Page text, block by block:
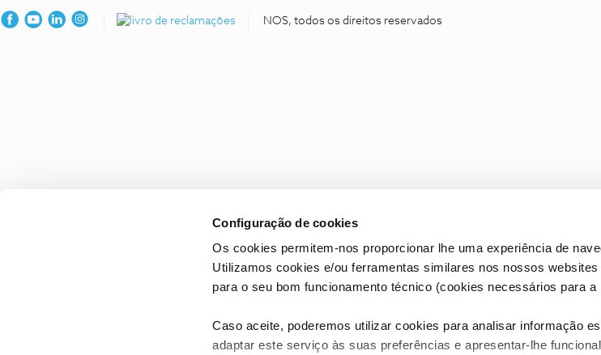
Configuração de cookies
Os cookies permitem-nos proporcionar lhe uma experiência de
Utilizamos cookies e/ou ferramentas similares nos nossos
para o seu bom funcionamento técnico (cookies necessários para
Caso aceite, poderemos utilizar cookies para analisar informação
adaptar este serviço às suas preferências e apresentar-lhe
NOS, todos os direitos reservados